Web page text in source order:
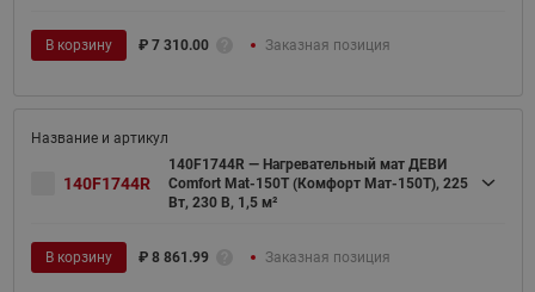
В корзину ₽ 7 310.00 Заказная позиция
140F1744R
140F1744R — Нагревательный мат ДЕВИ
Comfort Mat-150T (Комфорт Мат-150Т), 225
Вт, 230 В, 1,5 м²
В корзину ₽ 8 861.99 Заказная позиция